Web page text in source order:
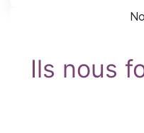
Ils nous